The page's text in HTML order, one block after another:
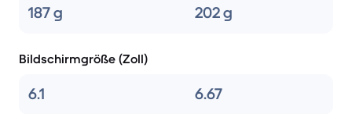
187 g 202 g
Bildschirmgröße (Zoll)
6.1 6.67